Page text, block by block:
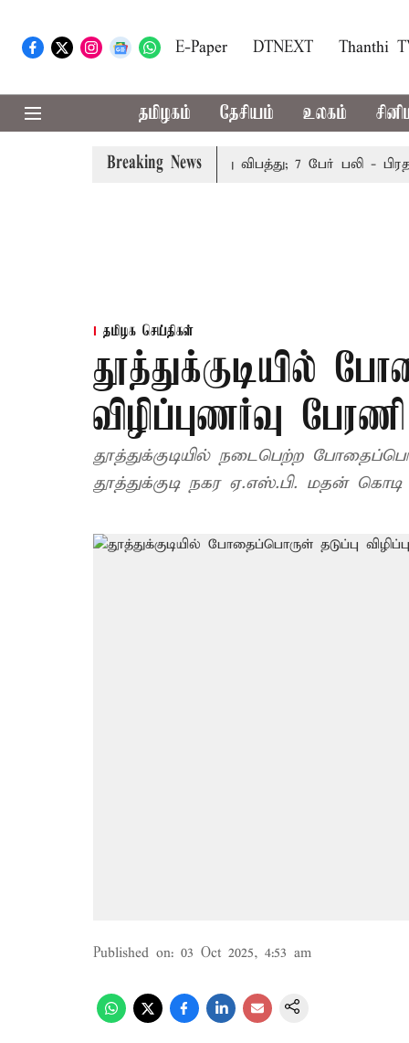
E-Paper DTNEXT Thanthi
தமிழகம் தேசியம் உலகம்
Breaking News
இமாச்சலத்தில் பேருந்து விபத்து; 7 பேர் பலி -
தமிழக செய்திகள்
தூத்துக்குடியில்
விழிப்புணர்வு பேரணி
தூத்துக்குடியில் நடைபெற்ற
தூத்துக்குடி நகர ஏ.எஸ்.பி. மதன்
Published on: 03 Oct 2025, 4:53 am